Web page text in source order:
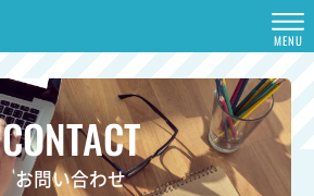
MENU
CONTACT
お問い合わせ